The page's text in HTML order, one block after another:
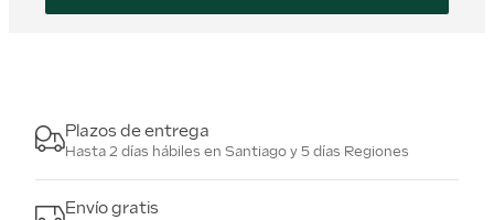
Plazos de entrega
Hasta 2 días hábiles en Santiago y 5 días Regiones
Envío gratis